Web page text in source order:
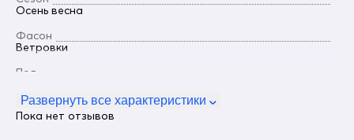
Осень весна
Фасон
Ветровки
Пол
Цвет
Черный
Развернуть все характеристики
Пока нет отзывов